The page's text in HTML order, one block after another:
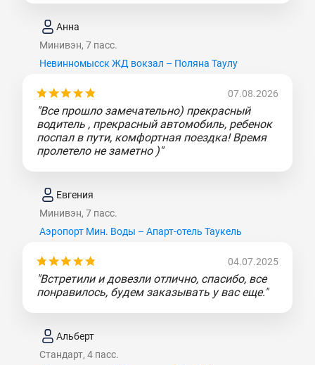
Анна
Минивэн, 7 пасс.
Невинномысск ЖД вокзал – Поляна Таулу
07.08.2026
"Все прошло замечательно) прекрасный
водитель , прекрасный автомобиль, ребенок
поспал в пути, комфортная поездка! Время
пролетело не заметно )"
Евгения
Минивэн, 7 пасс.
Аэропорт Мин. Воды – Апарт-отель Таукель
04.07.2025
"Встретили и довезли отлично, спасибо, все
понравилось, будем заказывать у вас еще."
Альберт
Стандарт, 4 пасс.